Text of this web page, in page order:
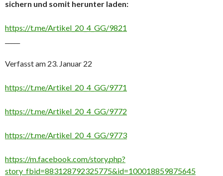
sichern und somit herunter laden:
https://t.me/Artikel_20_4_GG/9821
Verfasst am 23. Januar 22
https://t.me/Artikel_20_4_GG/9771
https://t.me/Artikel_20_4_GG/9772
https://t.me/Artikel_20_4_GG/9773
https://m.facebook.com/story.php?
story_fbid=883128792325775&id=100018859875645